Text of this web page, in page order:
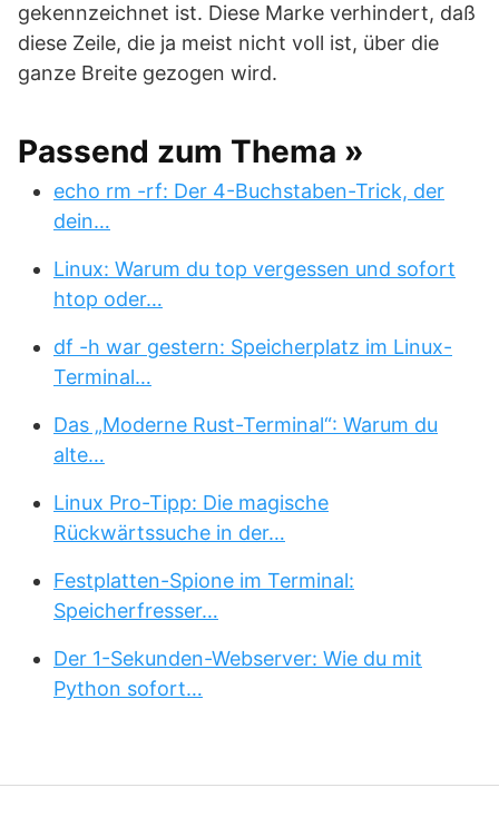
gekennzeichnet ist. Diese Marke verhindert, daß
diese Zeile, die ja meist nicht voll ist, über die
ganze Breite gezogen wird.
Passend zum Thema »
echo rm -rf: Der 4-Buchstaben-Trick, der
dein…
Linux: Warum du top vergessen und sofort
htop oder…
df -h war gestern: Speicherplatz im Linux-
Terminal…
Das „Moderne Rust-Terminal“: Warum du
alte…
Linux Pro-Tipp: Die magische
Rückwärtssuche in der…
Festplatten-Spione im Terminal:
Speicherfresser…
Der 1-Sekunden-Webserver: Wie du mit
Python sofort…